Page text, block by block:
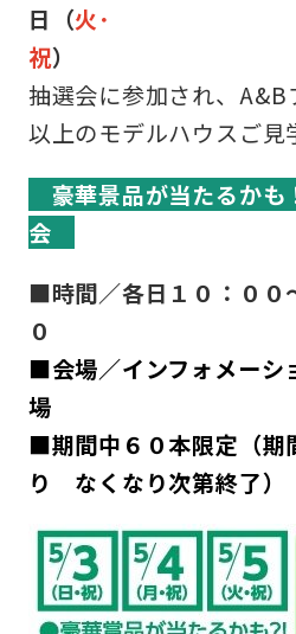
日（火･
祝
抽選会に参加され、
以上のモデルハウスご見
豪華景品が当たるか
会
■時間／各日１０：００
■会場／インフォメーシ
■期間中６０本限定（期
り なくなり次第終了）